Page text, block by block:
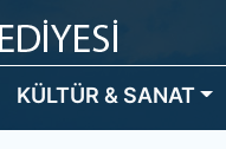
KÜLTÜR & SANAT